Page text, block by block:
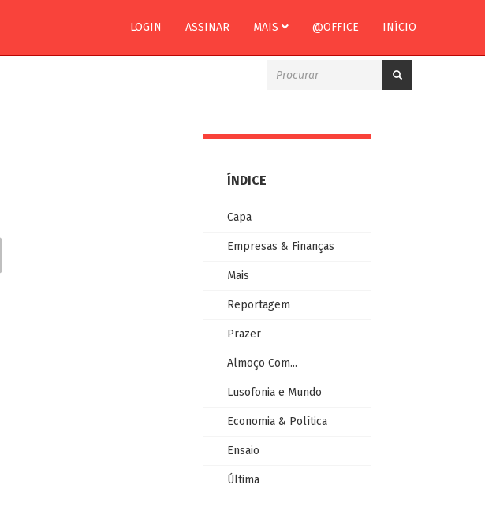
LOGIN ASSINAR MAIS @OFFICE INÍCIO
ÍNDICE
Capa
Empresas & Finanças
Mais
Reportagem
Prazer
Almoço Com...
Lusofonia e Mundo
Economia & Política
Ensaio
Última